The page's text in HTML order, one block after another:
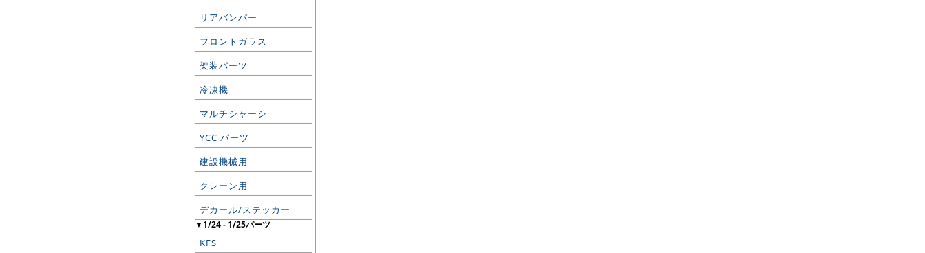
リアバンパー
フロントガラス
架装パーツ
冷凍機
マルチシャーシ
YCC パーツ
建設機械用
クレーン用
デカール/ステッカー
▼1/24 - 1/25パーツ
KFS